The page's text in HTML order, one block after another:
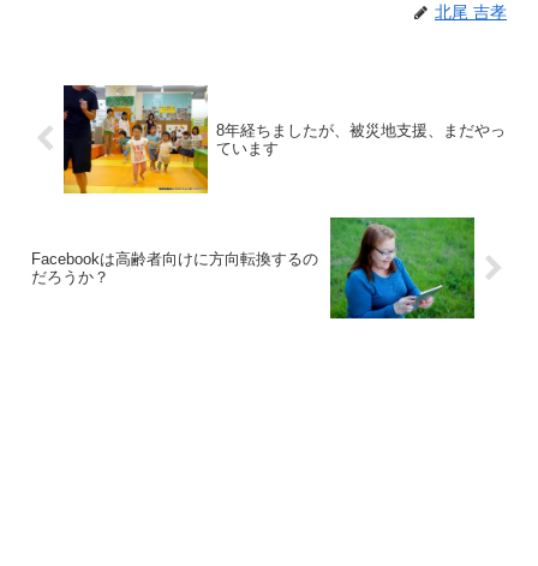
北尾 吉孝
8年経ちましたが、被災地支援、まだやっ
ています
Facebookは高齢者向けに方向転換するの
だろうか？